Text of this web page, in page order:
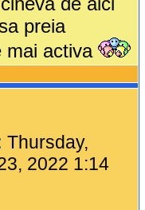
preia
mai activa
Thursday,
2022 1:14